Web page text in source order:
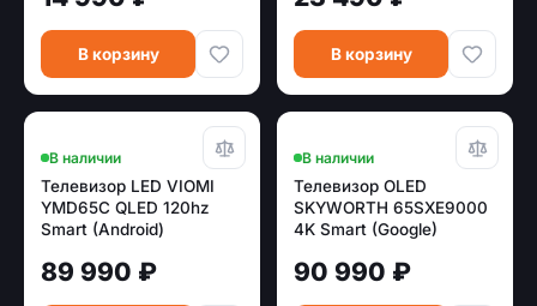
В корзину В корзину
В наличии
Телевизор LED VIOMI
YMD65C QLED 120hz
Smart (Android)
89 990 ₽
В наличии
Телевизор OLED
SKYWORTH 65SXE9000
4K Smart (Google)
90 990 ₽